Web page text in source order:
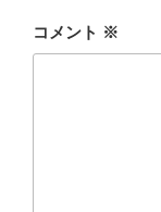
コメント ※